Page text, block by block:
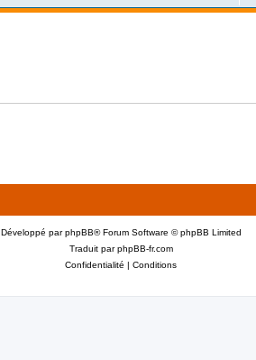
Développé parphpBB® Forum Software © phpBB Limited
Traduit parphpBB-fr.com
Confidentialité | Conditions